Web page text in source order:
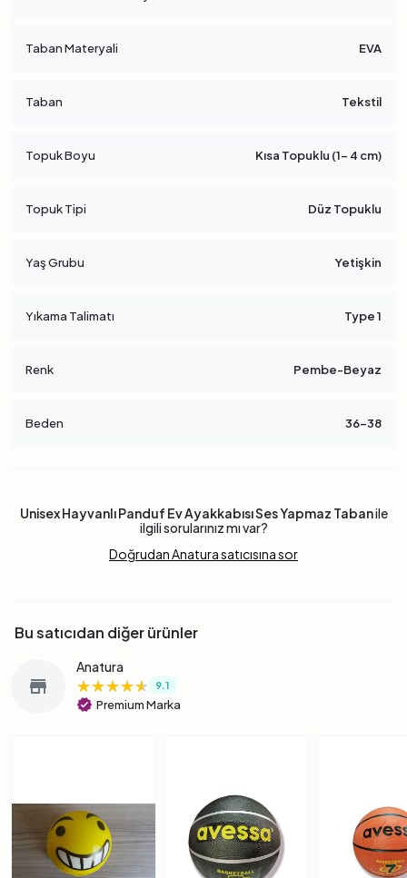
Taban Materyali EVA
Taban Tekstil
Topuk Boyu Kısa Topuklu (1- 4 cm)
Topuk Tipi Düz Topuklu
Yaş Grubu Yetişkin
Yıkama Talimatı Type 1
Renk Pembe-Beyaz
Beden 36-38
Unisex Hayvanlı Panduf Ev Ayakkabısı Ses Yapmaz Tabanile
ilgili sorularınız mı var?
Doğrudan Anatura satıcısına sor
Bu satıcıdan diğer ürünler
store
Anatura
★★★★★
★★★★★
★★★★★ 9.1
verified Premium Marka